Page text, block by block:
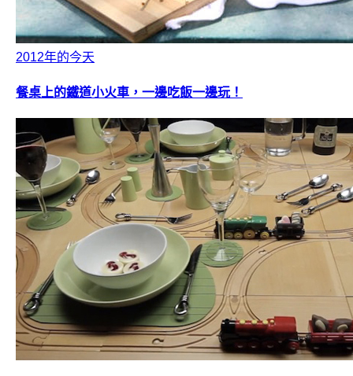
2012年的今天
餐桌上的鐵道小火車，一邊吃飯一邊玩！